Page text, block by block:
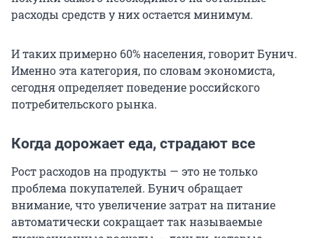
расходы средств у них остается минимум.
И таких примерно 60% населения, говорит Бунич.
Именно эта категория, по словам экономиста,
сегодня определяет поведение российского
потребительского рынка.
Когда дорожает еда, страдают все
Рост расходов на продукты — это не только
проблема покупателей. Бунич обращает
внимание, что увеличение затрат на питание
автоматически сокращает так называемые